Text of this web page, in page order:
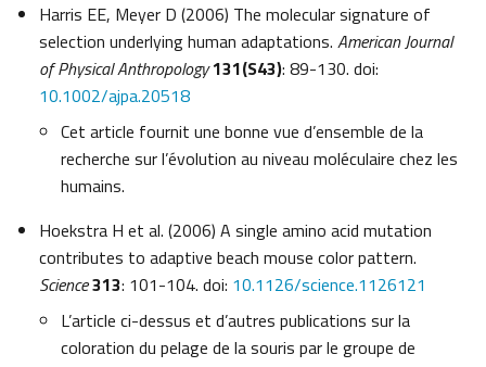
Harris EE, Meyer D (2006) The molecular signature of
selection underlying human adaptations. American Journal
of Physical Anthropology131(S43): 89-130. doi:
10.1002/ajpa.20518
Cet article fournit une bonne vue d’ensemble de la
recherche sur l’évolution au niveau moléculaire chez les
humains.
Hoekstra H et al. (2006) A single amino acid mutation
contributes to adaptive beach mouse color pattern.
Science313: 101-104. doi: 10.1126/science.1126121
L’article ci-dessus et d’autres publications sur la
coloration du pelage de la souris par le groupe de